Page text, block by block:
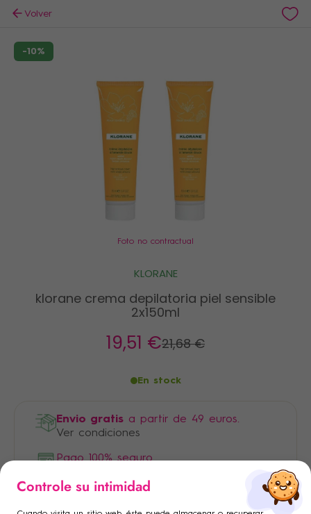
Volver
KLORANE
klorane crema depilatoria piel sensible
2x150ml
19,51 €21,68 €
En stock
Envio gratis a partir de 49 euros.
Ver condiciones
Pago 100% seguro
-10%
Foto no contractual
Crear lista de deseos ×
Iniciar sesión ×
Controle su intimidad